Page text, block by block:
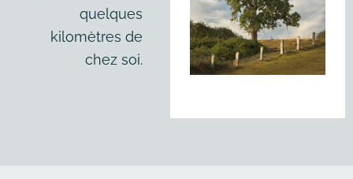
quelques
kilomètres de
chez soi.